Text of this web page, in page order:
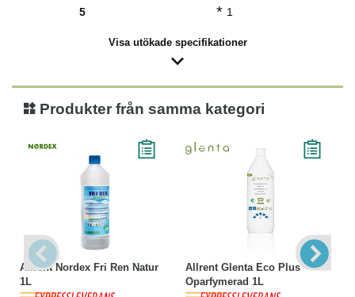
5 * 1
Visa utökade specifikationer
Produkter från samma kategori
Allrent Nordex Fri Ren Natur
1L
Allrent Glenta Eco Plus
Oparfymerad 1L